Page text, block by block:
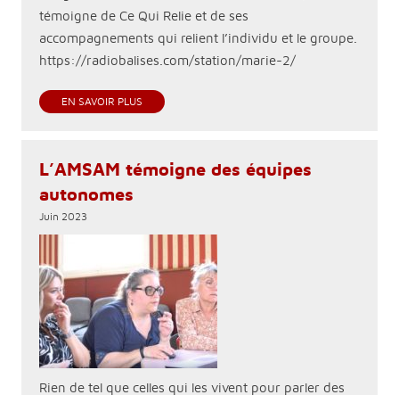
témoigne de Ce Qui Relie et de ses
accompagnements qui relient l’individu et le groupe.
https://radiobalises.com/station/marie-2/
EN SAVOIR PLUS
L’AMSAM témoigne des équipes
autonomes
Juin 2023
Rien de tel que celles qui les vivent pour parler des